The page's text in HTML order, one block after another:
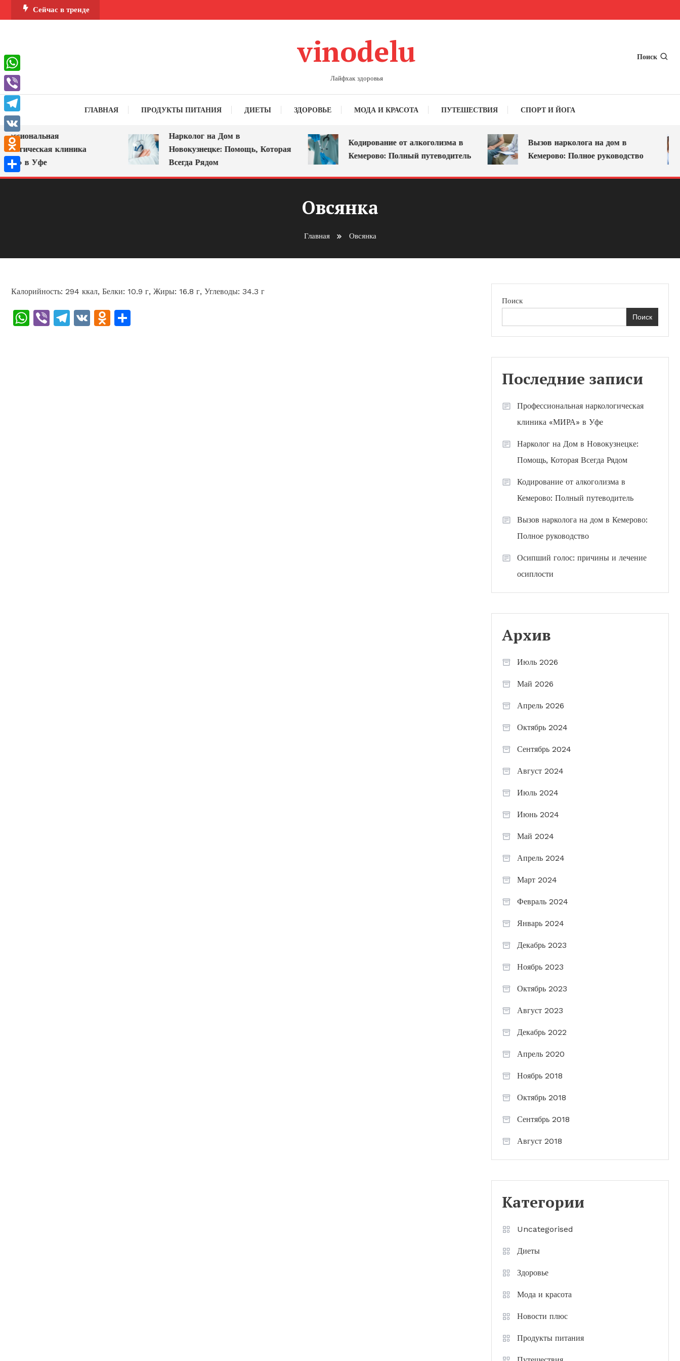
Перейти
к
Сейчас в тренде
vinodelu
Лайфхак здоровья
Поиск
ГЛАВНАЯ ПРОДУКТЫ ПИТАНИЯ ДИЕТЫ ЗДОРОВЬЕ МОДА И КРАСОТА ПУТЕШЕСТВИЯ СПОРТ И ЙОГА
клиника
в Уфе
Нарколог на Дом в
Новокузнецке: Помощь, Которая
Всегда Рядом
Кодирование от алкоголизма в
Кемерово: Полный путеводитель
Вызов нарколога на дом в
Кемерово: Полное руководство
Овсянка
Главная Овсянка
Калорийность: 294 ккал, Белки: 10.9 г, Жиры: 16.8 г, Углеводы: 34.3 г
WhatsApp
ViberTelegram
VK Odnoklassniki
Поиск
Поиск
Последние записи
Профессиональная наркологическая
клиника «МИРА» в Уфе
Нарколог на Дом в Новокузнецке:
Помощь, Которая Всегда Рядом
Кодирование от алкоголизма в
Кемерово: Полный путеводитель
Вызов нарколога на дом в Кемерово:
Полное руководство
Осипший голос: причины и лечение
осиплости
Архив
Июль 2026
Май 2026
Апрель 2026
Октябрь 2024
Сентябрь 2024
Август 2024
Июль 2024
Июнь 2024
Май 2024
Апрель 2024
Март 2024
Февраль 2024
Январь 2024
Декабрь 2023
Ноябрь 2023
Октябрь 2023
Август 2023
Декабрь 2022
Апрель 2020
Ноябрь 2018
Октябрь 2018
Сентябрь 2018
Август 2018
Категории
Uncategorised
Диеты
Здоровье
Мода и красота
Новости плюс
Продукты питания
WhatsApp
Viber
Telegram
VK
Odnoklassniki
Отправить